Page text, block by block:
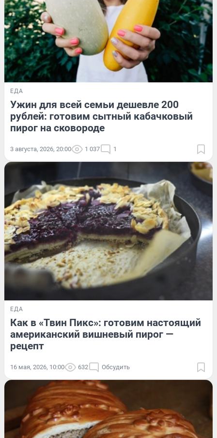
ЕДА
Ужин для всей семьи дешевле 200
рублей: готовим сытный кабачковый
пирог на сковороде
3 августа, 2026, 20:00 1 037 1
ЕДА
Как в «Твин Пикс»: готовим настоящий
американский вишневый пирог —
рецепт
16 мая, 2026, 10:00 632 Обсудить